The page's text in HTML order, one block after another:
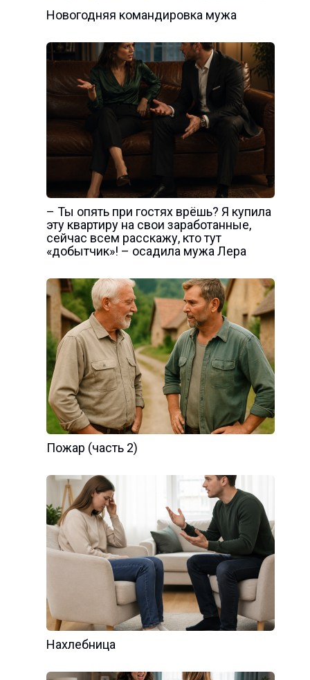
Новогодняя командировка мужа
– Ты опять при гостях врёшь? Я купила
эту квартиру на свои заработанные,
сейчас всем расскажу, кто тут
«добытчик»! – осадила мужа Лера
Пожар (часть 2)
Нахлебница